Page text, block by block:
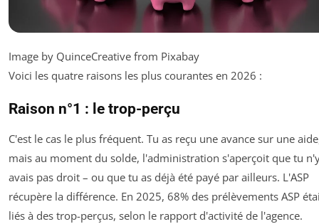
Image by QuinceCreative from Pixabay
Voici les quatre raisons les plus courantes en 2026 :
Raison n°1 : le trop-perçu
C'est le cas le plus fréquent. Tu as reçu une avance sur une
mais au moment du solde, l'administration s'aperçoit que tu
avais pas droit – ou que tu as déjà été payé par ailleurs. L'ASP
récupère la différence. En 2025, 68% des prélèvements ASP
liés à des trop-perçus, selon le rapport d'activité de l'agence.